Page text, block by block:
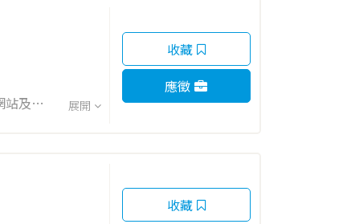
展開
收藏
應徵
收藏